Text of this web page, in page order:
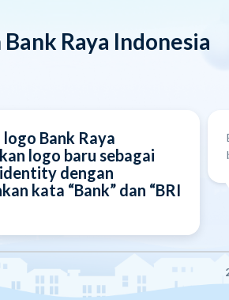
Raya Indonesia
logo Bank Raya
logo baru sebagai
dengan
kata “Bank” dan “BRI